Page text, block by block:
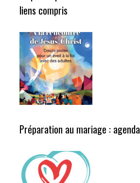
liens compris
Préparation au mariage : agenda